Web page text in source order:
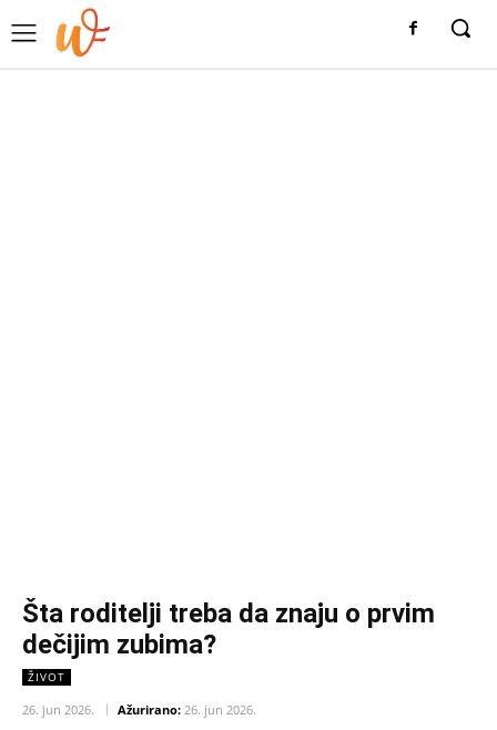
Šta roditelji treba da znaju o prvim
dečijim zubima?
ŽIVOT
26. jun 2026. Ažurirano: 26. jun 2026.